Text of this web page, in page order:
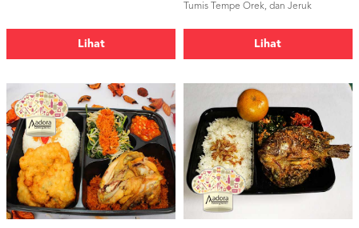
Lihat
Tumis Tempe Orek, dan Jeruk
Lihat